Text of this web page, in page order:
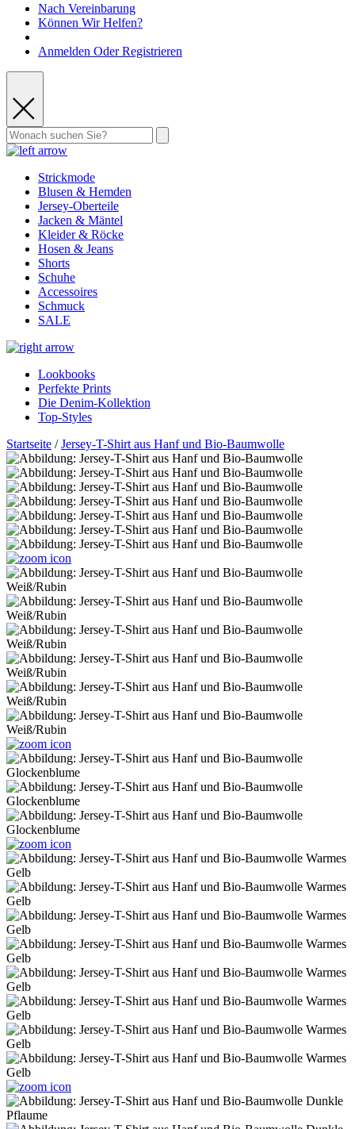
Nach Vereinbarung
Können Wir Helfen?
Anmelden Oder Registrieren
Strickmode
Blusen & Hemden
Jersey-Oberteile
Jacken & Mäntel
Kleider & Röcke
Hosen & Jeans
Shorts
Schuhe
Accessoires
Schmuck
SALE
Lookbooks
Perfekte Prints
Die Denim-Kollektion
Top-Styles
Startseite /Jersey-T-Shirt aus Hanf und Bio-Baumwolle